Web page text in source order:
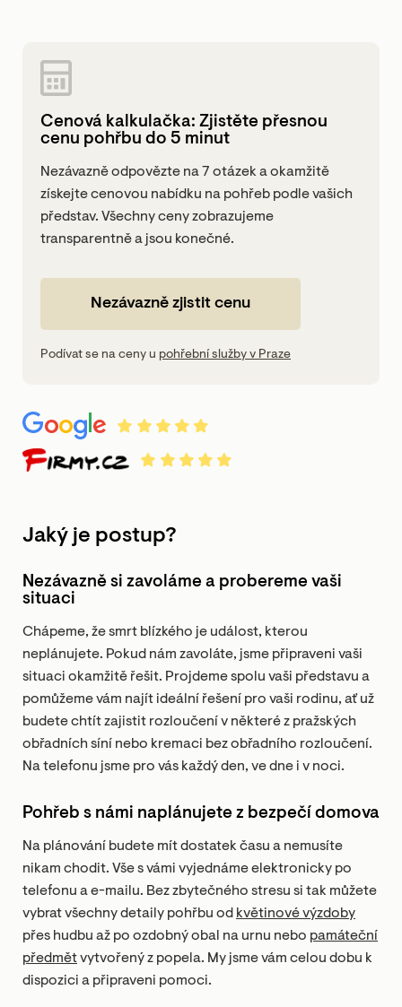
Cenová kalkulačka: Zjistěte přesnou
cenu pohřbu do 5 minut
Nezávazně odpovězte na 7 otázek a okamžitě
získejte cenovou nabídku na pohřeb podle vašich
představ. Všechny ceny zobrazujeme
transparentně a jsou konečné.
Nezávazně zjistit cenu
Podívat se na ceny u pohřební služby v Praze
Jaký je postup?
Nezávazně si zavoláme a probereme vaši
situaci
Chápeme, že smrt blízkého je událost, kterou
neplánujete. Pokud nám zavoláte, jsme připraveni vaši
situaci okamžitě řešit. Projdeme spolu vaši představu a
pomůžeme vám najít ideální řešení pro vaši rodinu, ať už
budete chtít zajistit rozloučení v některé z pražských
obřadních síní nebo kremaci bez obřadního rozloučení.
Na telefonu jsme pro vás každý den, ve dne i v noci.
Pohřeb s námi naplánujete z bezpečí domova
Na plánování budete mít dostatek času a nemusíte
nikam chodit. Vše s vámi vyjednáme elektronicky po
telefonu a e-mailu. Bez zbytečného stresu si tak můžete
vybrat všechny detaily pohřbu od květinové výzdoby
přes hudbu až po ozdobný obal na urnu nebo památeční
předmětvytvořený z popela. My jsme vám celou dobu k
dispozici a připraveni pomoci.